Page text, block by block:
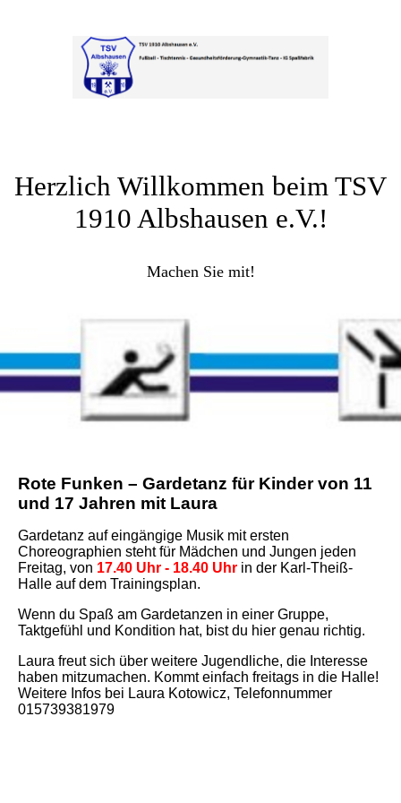
Herzlich Willkommen beim TSV
1910 Albshausen e.V.!
Machen Sie mit!
Rote Funken – Gardetanz für Kinder von 11
und 17 Jahren mit Laura
Gardetanz auf eingängige Musik mit ersten
Choreographien steht für Mädchen und Jungen jeden
Freitag, von 17.40 Uhr - 18.40 Uhr in der Karl-Theiß-
Halle auf dem Trainingsplan.
Wenn du Spaß am Gardetanzen in einer Gruppe,
Taktgefühl und Kondition hat, bist du hier genau richtig.
Laura freut sich über weitere Jugendliche, die Interesse
haben mitzumachen. Kommt einfach freitags in die Halle!
Weitere Infos bei Laura Kotowicz, Telefonnummer
015739381979